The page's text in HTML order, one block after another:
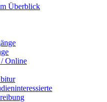
Überblick
Online